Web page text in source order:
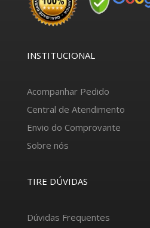
INSTITUCIONAL
Acompanhar Pedido
Central de Atendimento
Envio do Comprovante
Sobre nós
TIRE DÚVIDAS
Dúvidas Frequentes